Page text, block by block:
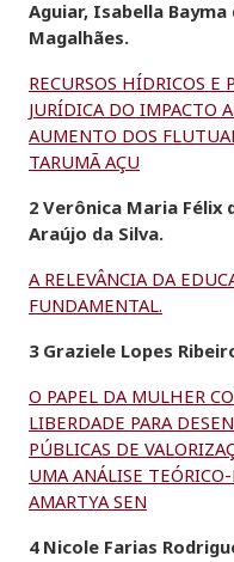
Aguiar, Isabella
Magalhães.
RECURSOS HÍDRICOS E
JURÍDICA DO IMPACTO
AUMENTO DOS
TARUMÃ AÇU
2 Verônica Maria Félix
Araújo da Silva.
A RELEVÂNCIA DA
FUNDAMENTAL.
3 Graziele Lopes
O PAPEL DA MULHER
LIBERDADE PARA
PÚBLICAS DE
UMA ANÁLISE
AMARTYA SEN
4 Nicole Farias